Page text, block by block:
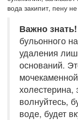
вода закипит, пену
Важно знать!
бульонного
удаления
оснований.
холестерина,
волнуйтесь,
воде, будет